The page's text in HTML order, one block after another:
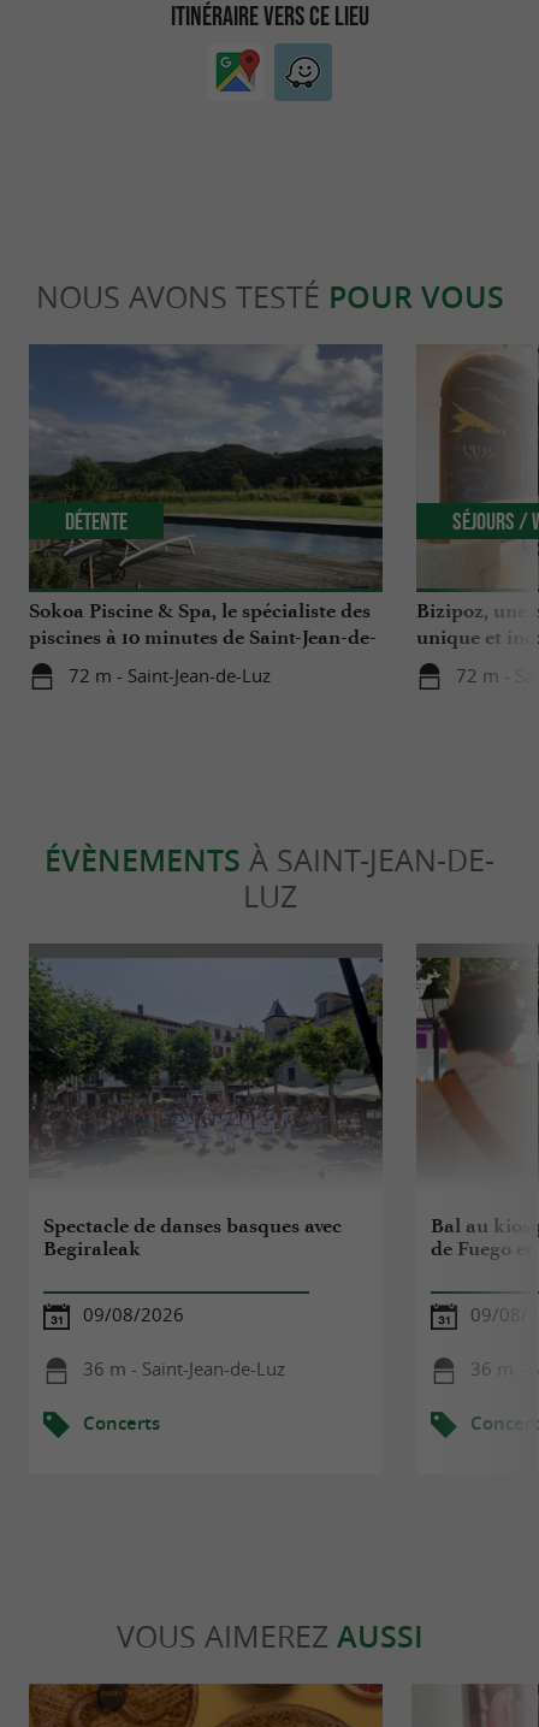
ITINÉRAIRE VERS CE LIEU
NOUS AVONS TESTÉ POUR VOUS
Sokoa Piscine & Spa, le spécialiste des
piscines à 10 minutes de Saint-Jean-de-
Luz
72 m - Saint-Jean-de-Luz
Détente
Bizipoz, une
unique et
côte basque
72 m -
Séjours /
ÉVÈNEMENTS À SAINT-JEAN-DE-
LUZ
Spectacle de danses basques avec
Begiraleak
09/08/2026
36 m - Saint-Jean-de-Luz
Concerts
Bal au
de Fuego
09/08/
36 m -
VOUS AIMEREZ AUSSI